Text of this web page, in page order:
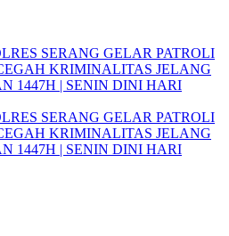
SERANG GELAR PATROLI
KRIMINALITAS JELANG
1447H | SENIN DINI HARI
SERANG GELAR PATROLI
KRIMINALITAS JELANG
1447H | SENIN DINI HARI